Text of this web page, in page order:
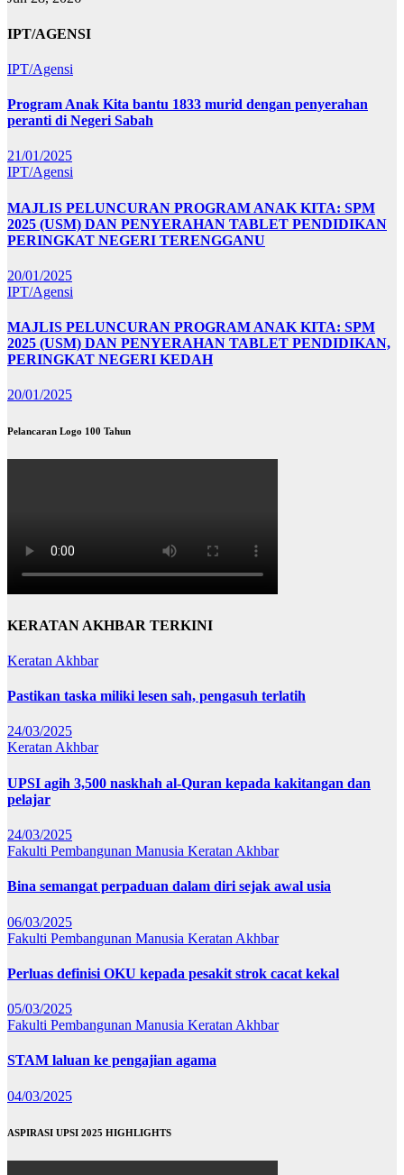
IPT/AGENSI
IPT/Agensi
Program Anak Kita bantu 1833 murid dengan penyerahan
peranti di Negeri Sabah
21/01/2025
IPT/Agensi
MAJLIS PELUNCURAN PROGRAM ANAK KITA: SPM
2025 (USM) DAN PENYERAHAN TABLET PENDIDIKAN
PERINGKAT NEGERI TERENGGANU
20/01/2025
IPT/Agensi
MAJLIS PELUNCURAN PROGRAM ANAK KITA: SPM
2025 (USM) DAN PENYERAHAN TABLET PENDIDIKAN,
PERINGKAT NEGERI KEDAH
20/01/2025
Pelancaran Logo 100 Tahun
KERATAN AKHBAR TERKINI
Keratan Akhbar
Pastikan taska miliki lesen sah, pengasuh terlatih
24/03/2025
Keratan Akhbar
UPSI agih 3,500 naskhah al-Quran kepada kakitangan dan
pelajar
24/03/2025
Fakulti Pembangunan Manusia Keratan Akhbar
Bina semangat perpaduan dalam diri sejak awal usia
06/03/2025
Fakulti Pembangunan Manusia Keratan Akhbar
Perluas definisi OKU kepada pesakit strok cacat kekal
05/03/2025
Fakulti Pembangunan Manusia Keratan Akhbar
STAM laluan ke pengajian agama
04/03/2025
ASPIRASI UPSI 2025 HIGHLIGHTS